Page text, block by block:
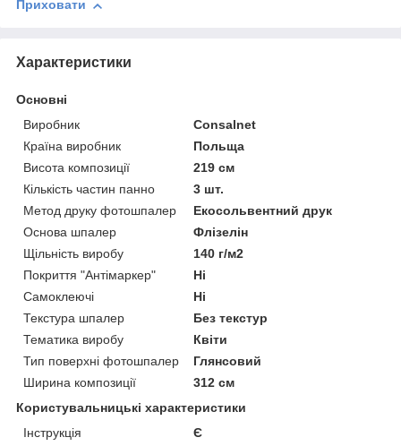
Приховати
Характеристики
Основні
Виробник
Consalnet
Країна виробник
Польща
Висота композиції
219 см
Кількість частин панно
3 шт.
Метод друку фотошпалер
Екосольвентний друк
Основа шпалер
Флізелін
Щільність виробу
140 г/м2
Покриття "Антімаркер"
Ні
Самоклеючі
Ні
Текстура шпалер
Без текстур
Тематика виробу
Квіти
Тип поверхні фотошпалер
Глянсовий
Ширина композиції
312 см
Користувальницькі характеристики
Інструкція
Є